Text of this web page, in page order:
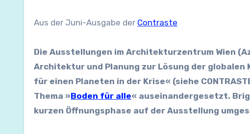
Aus der Juni-Ausgabe der Contraste
Die Ausstellungen im Architekturzentrum Wien
Architektur und Planung zur Lösung der
für einen Planeten in der Krise« (siehe
Thema »Boden für alle« auseinandergesetzt.
kurzen Öffnungsphase auf der Ausstellung